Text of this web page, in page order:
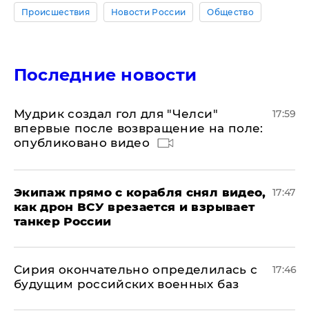
Происшествия Новости России Общество
Последние новости
Мудрик создал гол для "Челси"
впервые после возвращение на поле:
опубликовано видео
17:59
Экипаж прямо с корабля снял видео,
как дрон ВСУ врезается и взрывает
танкер России
17:47
Сирия окончательно определилась с
будущим российских военных баз
17:46